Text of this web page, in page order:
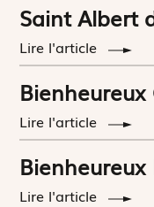
Saint Albert
Lire l'article
Lire l'article
Lire l'article